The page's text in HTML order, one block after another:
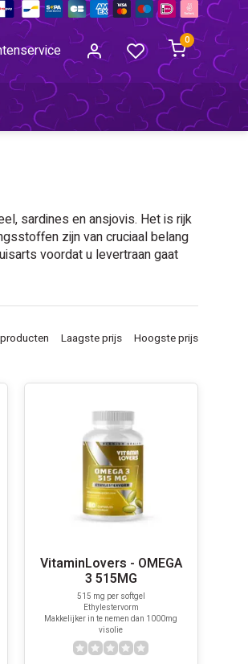
0
sardines en ansjovis. Het is rijk
zijn van cruciaal belang
voordat u levertraan gaat
Laagste prijs Hoogste prijs
VitaminLovers - OMEGA
3 515MG
515 mg per softgel
Ethylestervorm
Makkelijker in te nemen dan 1000mg
visolie